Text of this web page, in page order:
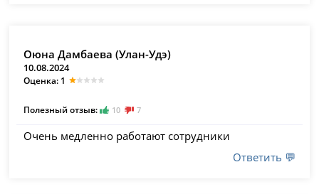
Оюна Дамбаева (Улан-Удэ)
10.08.2024
Оценка: 1
Полезный отзыв: 10 7
Очень медленно работают сотрудники
Ответить 💬